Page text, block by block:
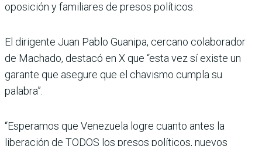
oposición y familiares de presos políticos.
El dirigente Juan Pablo Guanipa, cercano colaborador
de Machado, destacó en X que “esta vez sí existe un
garante que asegure que el chavismo cumpla su
palabra”.
“Esperamos que Venezuela logre cuanto antes la
liberación de TODOS los presos políticos, nuevos